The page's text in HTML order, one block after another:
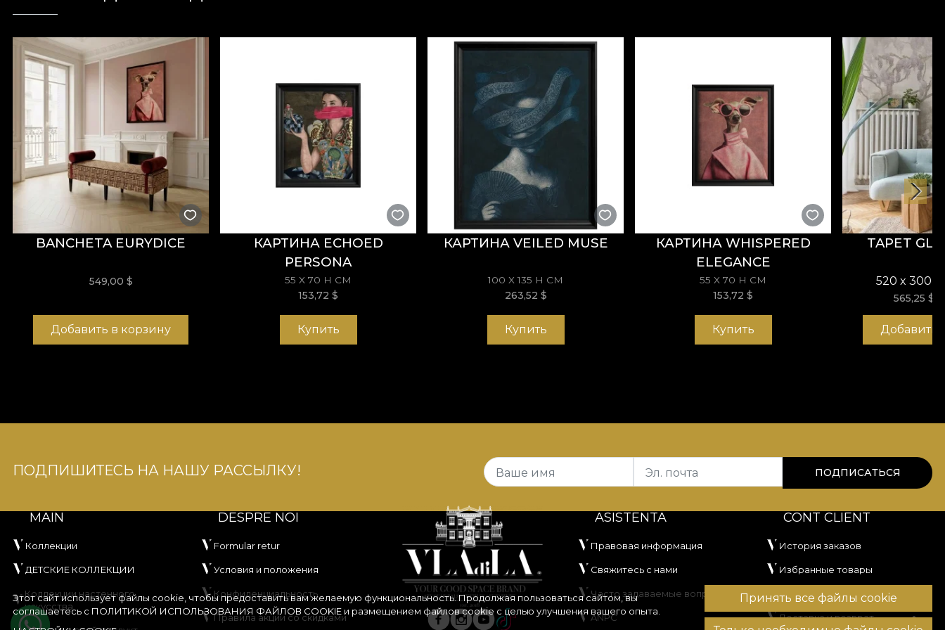
живописные техники выступают двумя повторяющимися мотивами, дополненными сдержанной grunge-текстурой.
*Из любви и уважения к природе все наши обои изготовлены из натуральных, экологичных и биоразлагаемых материалов.
**House of VLAdiLA рекомендует использовать собственный клей при поклейке обоев. Так вы получите быстрый, безопасный и эффективный процесс
декорирования, соответствующий самым высоким стандартам качества.
BANCHETA EURYDICE
549,00 $
Добавить в корзину
КАРТИНА ECHOED
PERSONA
55 X 70 H СМ
153,72$
Купить
КАРТИНА VEILED MUSE
100 X 135 H СМ
263,52 $
Купить
КАРТИНА WHISPERED
ELEGANCE
55 X 70 H СМ
153,72$
Купить
TAPET
520 x 300
565,25 $
Добавить
Этот сайт использует файлы cookie, чтобы предоставить вам желаемую функциональность. Продолжая пользоваться сайтом, вы
соглашаетесь с ПОЛИТИКОЙ ИСПОЛЬЗОВАНИЯ ФАЙЛОВ COOKIE и размещением файлов cookie с целью улучшения вашего опыта.
Принять все файлы cookie
ПОДПИШИТЕСЬ НА НАШУ РАССЫЛКУ! Ваше имя Эл. почта ПОДПИСАТЬСЯ
MAIN
Коллекции
ДЕТСКИЕ КОЛЛЕКЦИИ
Коллекции настенного
искусства
DESPRE NOI
Formular retur
Условия и положения
Конфиденциальность
Правила акции со скидками
ASISTENTA
Правовая информация
Свяжитесь с нами
Часто задаваемые вопросы
ANPC
CONT CLIENT
История заказов
Избранные товары
Способы оплаты
Доставка и возврат